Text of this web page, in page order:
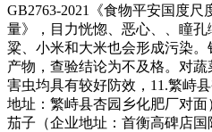
GB2763-2021《食物平安国度
量》，目力恍惚、恶心、、瞳
粱、小米和大米也会形成污染
产物，查验结论为不及格。对
害虫均具有较好防效，11.繁峙
地址：繁峙县杏园乡化肥厂对
茄子（企业地址：首衡高碑店